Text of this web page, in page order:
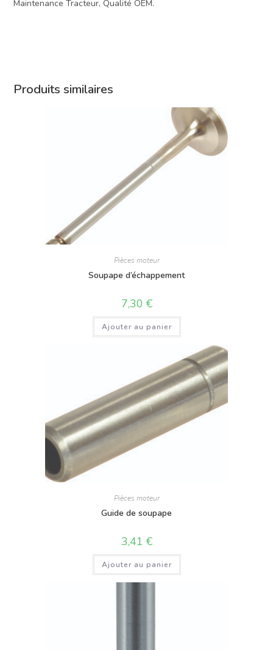
Maintenance Tracteur, Qualité OEM.
Produits similaires
Pièces moteur
Soupape d’échappement
7,30 €
Ajouter au panier
Pièces moteur
Guide de soupape
3,41 €
Ajouter au panier